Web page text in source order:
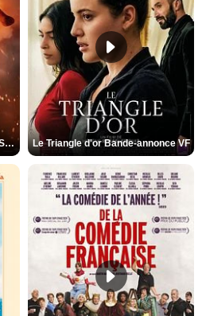
L'Odyssée Bande-annonce VO STFR Le Triangle d'or Bande-annonce VF